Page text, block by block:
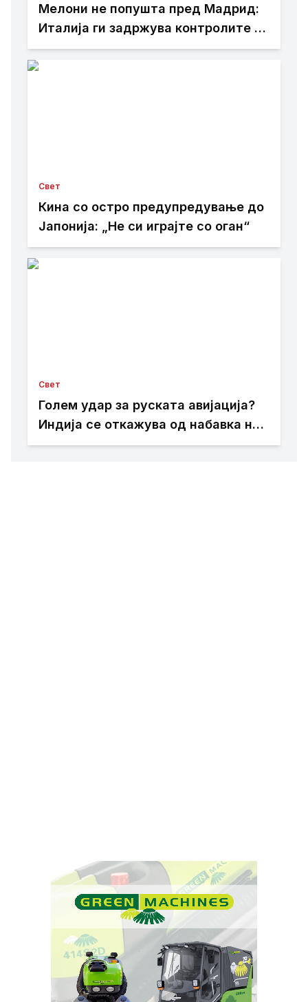
Мелони не попушта пред Мадрид:
Италија ги задржува контролите со
Шпанија
Свет
Кина со остро предупредување до
Јапонија: „Не си играјте со оган“
Свет
Голем удар за руската авијација?
Индија се откажува од набавка на
Су-57